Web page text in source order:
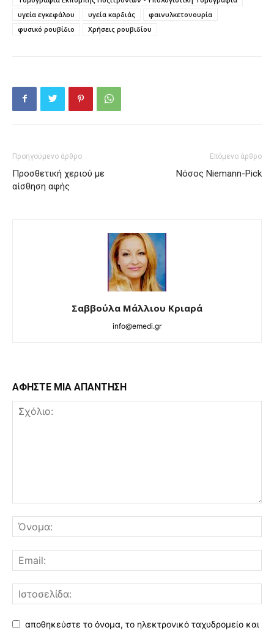
υγεία εγκεφάλου
υγεία καρδιάς
φαινυλκετονουρία
φυσικό ρουβίδιο
Χρήσεις ρουβιδίου
Προηγούμενο άρθρο
Προσθετική χεριού με
αίσθηση αφής
Επόμενο άρθρο
Νόσος Niemann-Pick
Σαββούλα Μάλλιου Κριαρά
info@emedi.gr
ΑΦΗΣΤΕ ΜΙΑ ΑΠΑΝΤΗΣΗ
αποθηκεύστε το όνομα, το ηλεκτρονικό ταχυδρομείο και